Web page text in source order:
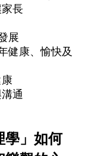
長
展
健康、愉快及
通
學」如何